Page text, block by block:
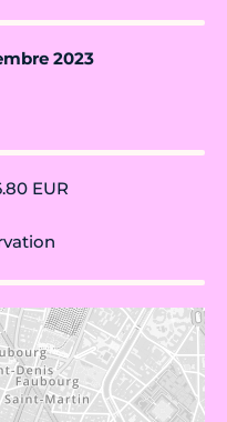
2023
EUR